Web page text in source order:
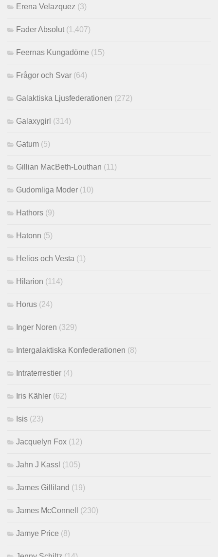
Erena Velazquez (3)
Fader Absolut (1,407)
Feernas Kungadöme (15)
Frågor och Svar (64)
Galaktiska Ljusfederationen (272)
Galaxygirl (314)
Gatum (5)
Gillian MacBeth-Louthan (11)
Gudomliga Moder (10)
Hathors (9)
Hatonn (5)
Helios och Vesta (1)
Hilarion (114)
Horus (24)
Inger Noren (329)
Intergalaktiska Konfederationen (8)
Intraterrestier (4)
Iris Kähler (62)
Isis (23)
Jacquelyn Fox (12)
Jahn J Kassl (105)
James Gilliland (19)
James McConnell (230)
Jamye Price (8)